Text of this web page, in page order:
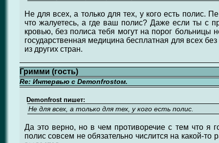
Не для всех, а только для тех, у кого есть полис.
что жалуетесь, а где ваш полис? Даже если ты с
кровью, без полиса тебя могут на порог больницы
государственная медицина бесплатная для всех
из других стран.
Гримми (гость)
Re: Интервью с Demonfrostом.
Demonfrost пишет:
Не для всех, а только для тех, у кого есть полис.
Да это верно, но в чем противоречие с тем что я
полис совсем не обязательно числится на какой-